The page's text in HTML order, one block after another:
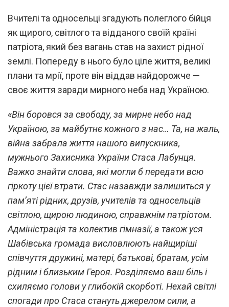
Вчителі та односельці згадують полеглого бійця
як щирого, світлого та відданого своїй країні
патріота, який без вагань став на захист рідної
землі. Попереду в нього було ціле життя, великі
плани та мрії, проте він віддав найдорожче —
своє життя заради мирного неба над Україною.
«Він боровся за свободу, за мирне небо над
Україною, за майбутнє кожного з нас… Та, на жаль,
війна забрала життя нашого випускника,
мужнього Захисника України Стаса Лабунця.
Важко знайти слова, які могли б передати всю
гіркоту цієї втрати. Стас назавжди залишиться у
пам’яті рідних, друзів, учителів та односельців
світлою, щирою людиною, справжнім патріотом.
Адміністрація та колектив гімназії, а також уся
Шабівська громада висловлюють найщиріші
співчуття дружині, матері, батькові, братам, усім
рідним і близьким Героя. Розділяємо ваш біль і
схиляємо голови у глибокій скорботі. Нехай світлі
спогади про Стаса стануть джерелом сили, а